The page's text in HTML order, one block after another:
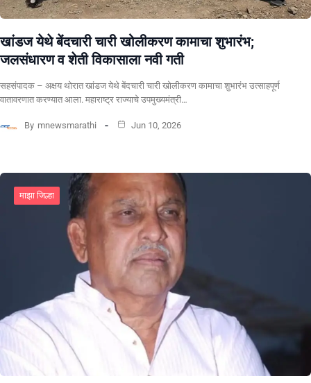
खांडज येथे बेंदचारी चारी खोलीकरण कामाचा शुभारंभ;
जलसंधारण व शेती विकासाला नवी गती
सहसंपादक – अक्षय थोरात खांडज येथे बेंदचारी चारी खोलीकरण कामाचा शुभारंभ उत्साहपूर्ण
वातावरणात करण्यात आला. महाराष्ट्र राज्याचे उपमुख्यमंत्री…
By mnewsmarathi Jun 10, 2026
माझा जिल्हा